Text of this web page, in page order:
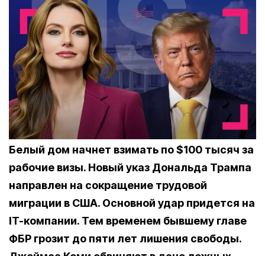
Белый дом начнет взимать по $100 тысяч за
рабочие визы. Новый указ Дональда Трампа
направлен на сокращение трудовой
миграции в США. Основной удар придется на
IT-компании. Тем временем бывшему главе
ФБР грозит до пяти лет лишения свободы.